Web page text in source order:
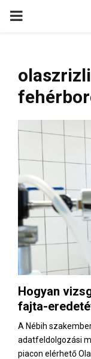
P
A
R
M
E
N
U
Hogyan
fajta-
A Nébih
adatfeldolgozási
piacon elérhető